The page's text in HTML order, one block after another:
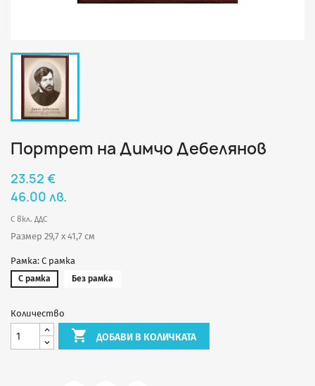
Портрет на Димчо Дебелянов
23.52 €
46.00 лв.
С вкл. ДДС
Размер 29,7 х 41,7 см
Рамка: С рамка
С рамка Без рамка
Количество
 ДОБАВИ В КОЛИЧКАТА